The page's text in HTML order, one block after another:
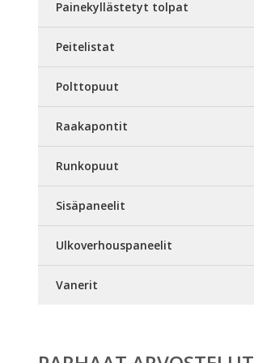
Painekyllästetyt tolpat
Peitelistat
Polttopuut
Raakapontit
Runkopuut
Sisäpaneelit
Ulkoverhouspaneelit
Vanerit